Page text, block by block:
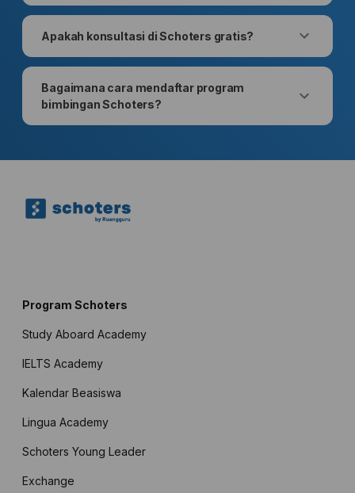
Apakah konsultasi di Schoters gratis?
Bagaimana cara mendaftar program
bimbingan Schoters?
Program Schoters
Study Aboard Academy
IELTS Academy
Kalendar Beasiswa
Lingua Academy
Schoters Young Leader
Exchange